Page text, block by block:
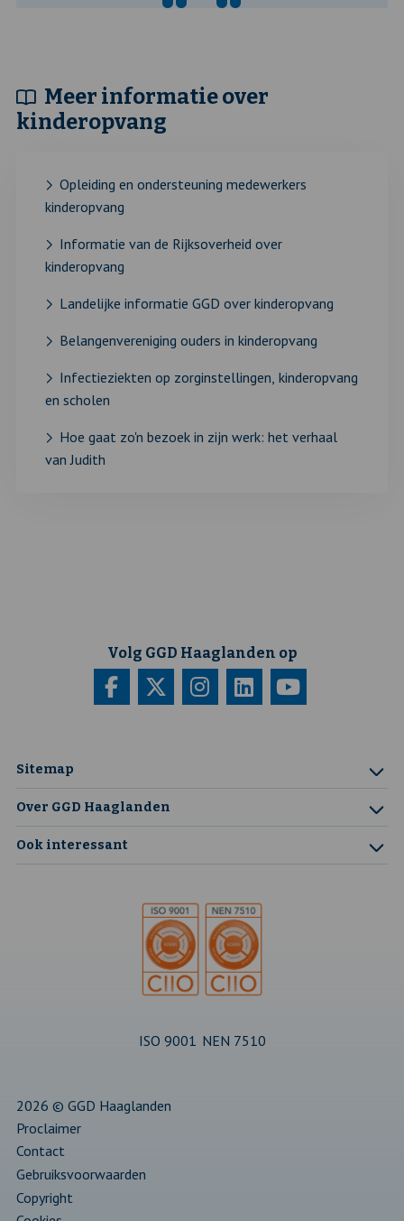
Meer informatie over
kinderopvang
Opleiding en ondersteuning medewerkers
kinderopvang
Informatie van de Rijksoverheid over
kinderopvang
Landelijke informatie GGD over kinderopvang
Belangenvereniging ouders in kinderopvang
Infectieziekten op zorginstellingen, kinderopvang
en scholen
Hoe gaat zo'n bezoek in zijn werk: het verhaal
van Judith
Volg GGD Haaglanden op
Bezoek
pagina
Deze
in
een
nieuw
tabblad
Bezoek
pagina
Deze
in
een
nieuw
tabblad
Bezoek
pagina
Deze
in
een
nieuw
tabblad
Bezoek
pagina
Deze
in
een
nieuw
pagina
in
een
nieuw
Sitemap
Over GGD Haaglanden
Ook interessant
ISO 9001 NEN 7510
2026 © GGD Haaglanden
Proclaimer
Contact
Gebruiksvoorwaarden
Copyright